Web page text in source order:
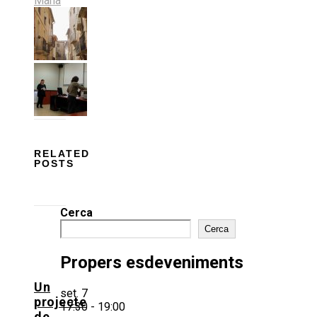
RELATED
POSTS
Un
projecte
Cerca
Cerca
Propers esdeveniments
set. 7
17:30 - 19:00